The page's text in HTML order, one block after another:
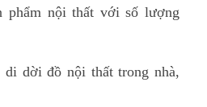
phẩm nội thất với số lượng
dời đồ nội thất trong nhà,